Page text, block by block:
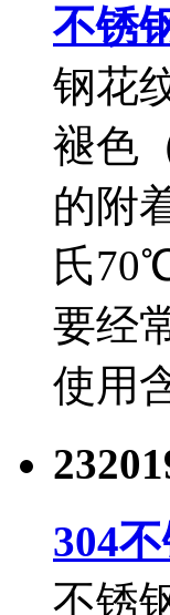
不锈
钢花
褪色
的附
氏
要经
使用
23
304
不锈